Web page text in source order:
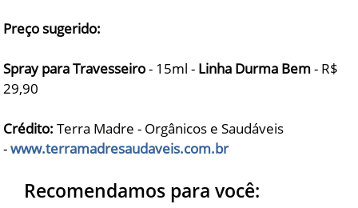
Preço sugerido:
Spray para Travesseiro- 15ml - Linha Durma Bem- R$
29,90
Crédito: Terra Madre - Orgânicos e Saudáveis
-www.terramadresaudaveis.com.br
Recomendamos para você: